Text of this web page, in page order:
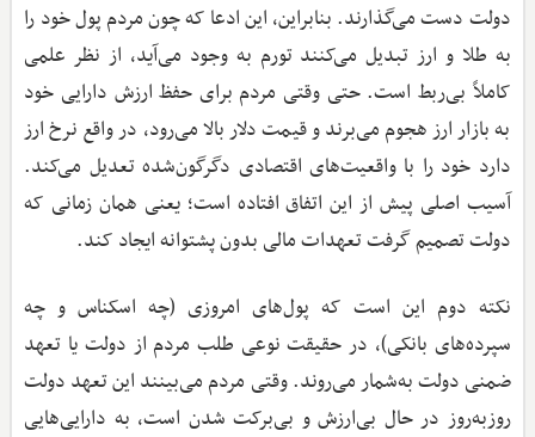
دولت دست می‌گذارند. بنابراین، این ادعا که چون مردم پول خود را
به طلا و ارز تبدیل می‌کنند تورم به وجود می‌آید، از نظر علمی
کاملاً بی‌ربط است. حتی وقتی مردم برای حفظ ارزش دارایی خود
به بازار ارز هجوم می‌برند و قیمت دلار بالا می‌رود، در واقع نرخ ارز
دارد خود را با واقعیت‌های اقتصادی دگرگون‌شده تعدیل می‌کند.
آسیب اصلی پیش از این اتفاق افتاده است؛ یعنی همان زمانی که
دولت تصمیم گرفت تعهدات مالی بدون پشتوانه ایجاد کند.
نکته دوم این است که پول‌های امروزی (چه اسکناس و چه
سپرده‌های بانکی)، در حقیقت نوعی طلب مردم از دولت یا تعهد
ضمنی دولت به‌شمار می‌روند. وقتی مردم می‌بینند این تعهد دولت
روزبه‌روز در حال بی‌ارزش و بی‌برکت شدن است، به دارایی‌هایی